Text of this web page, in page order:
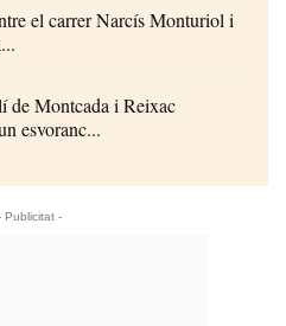
el carrer Narcís Monturiol i
de Montcada i Reixac
esvoranc...
Publicitat -